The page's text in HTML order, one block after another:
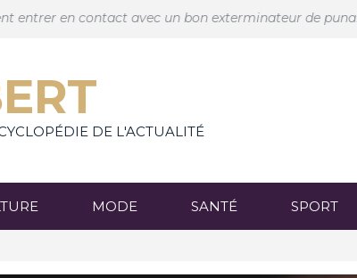
avec un bon exterminateur de punaise de lit ?
DE L'ACTUALITÉ
MODE SANTÉ SPORT